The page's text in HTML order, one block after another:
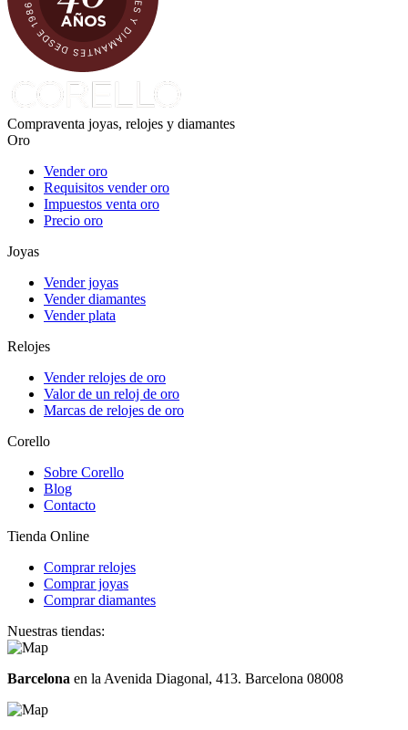
Compraventa joyas, relojes y diamantes
Oro
Vender oro
Requisitos vender oro
Impuestos venta oro
Precio oro
Joyas
Vender joyas
Vender diamantes
Vender plata
Relojes
Vender relojes de oro
Valor de un reloj de oro
Marcas de relojes de oro
Corello
Sobre Corello
Blog
Contacto
Tienda Online
Comprar relojes
Comprar joyas
Comprar diamantes
Nuestras tiendas:
Barcelona en la Avenida Diagonal, 413. Barcelona 08008